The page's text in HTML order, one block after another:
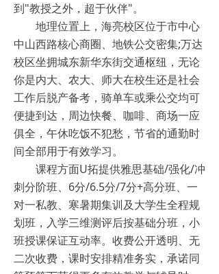
到"教授之外，超于伙伴"。
地理位置上，海亮校区位于市中心
中山西路核心商圈、地铁公交密集;万达
校区坐拥城东新华东街交通枢纽，无论
你是内大、农大、师大在校生还是社会
工作后脱产备考，骑单车或乘公交均可
便捷到达，周边快餐、咖啡、商场一应
俱全，午休吃饭不犯愁，节省的通勤时
间全部用于有效学习。
课程方面U拓提供雅思基础/强化/冲
刺分阶班、6分/6.5分/7分+高分班、一
对一私教、寒暑期集训及大学生全程规
划班，入学三维测评后按基础分班，小
班授课保证互动率。收费公开透明、无
二次收费，课时安排精准务实，承诺同